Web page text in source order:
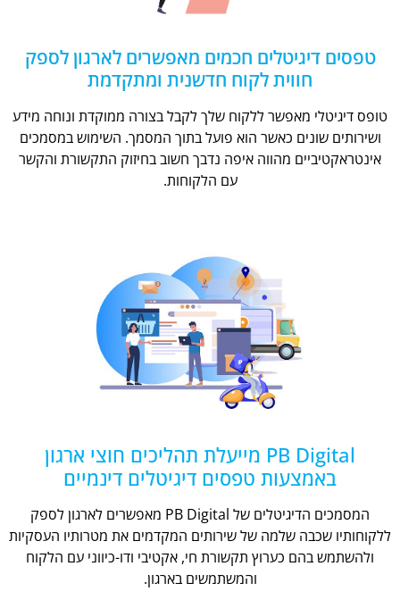
טפסים דיגיטלים חכמים מאפשרים לארגון לספק
חווית לקוח חדשנית ומתקדמת
טופס דיגיטלי מאפשר ללקוח שלך לקבל בצורה ממוקדת ונוחה מידע
ושירותים שונים כאשר הוא פועל בתוך המסמך. השימוש במסמכים
אינטראקטיביים מהווה איפה נדבך חשוב בחיזוק התקשורת והקשר
עם הלקוחות.
PB Digital מייעלת תהליכים חוצי ארגון
באמצעות טפסים דיגיטלים דינמיים
המסמכים הדיגיטלים של PB Digital מאפשרים לארגון לספק
ללקוחותיו שכבה שלמה של שירותים המקדמים את מטרותיו העסקיות
ולהשתמש בהם כערוץ תקשורת חי, אקטיבי ודו-כיווני עם הלקוח
והמשתמשים בארגון.